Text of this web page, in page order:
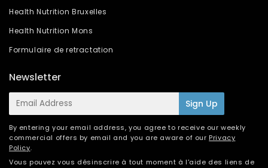
Health Nutrition Bruxelles
Health Nutrition Mons
Formulaire de retractation
Newsletter
E-
mail
Sign Up
By entering your email address, you agree to receive our weekly
commercial offers by email and you are aware of our Privacy
Policy.
Vous pouvez vous désinscrire à tout moment à l'aide des liens de